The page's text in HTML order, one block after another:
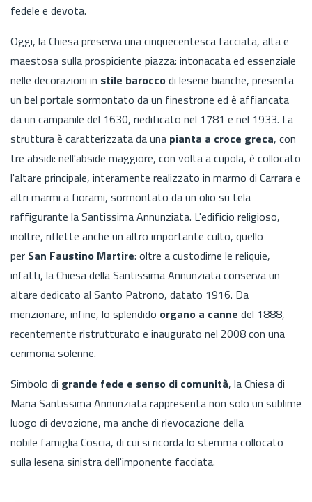
fedele e devota.
Oggi, la Chiesa preserva una cinquecentesca facciata, alta e
maestosa sulla prospiciente piazza: intonacata ed essenziale
nelle decorazioni in stile baroccodi lesene bianche, presenta
un bel portale sormontato da un finestrone ed è affiancata
da un campanile del 1630, riedificato nel 1781 e nel 1933. La
struttura è caratterizzata da una pianta a croce greca, con
tre absidi: nell'abside maggiore, con volta a cupola, è collocato
l'altare principale, interamente realizzato in marmo di Carrara e
altri marmi a fiorami, sormontato da un olio su tela
raffigurante la Santissima Annunziata. L'edificio religioso,
inoltre, riflette anche un altro importante culto, quello
per San Faustino Martire: oltre a custodirne le reliquie,
infatti, la Chiesa della Santissima Annunziata conserva un
altare dedicato al Santo Patrono, datato 1916. Da
menzionare, infine, lo splendido organo a canne del 1888,
recentemente ristrutturato e inaugurato nel 2008 con una
cerimonia solenne.
Simbolo di grande fede e senso di comunità, la Chiesa di
Maria Santissima Annunziata rappresenta non solo un sublime
luogo di devozione, ma anche di rievocazione della
nobile famiglia Coscia, di cui si ricorda lo stemma collocato
sulla lesena sinistra dell'imponente facciata.